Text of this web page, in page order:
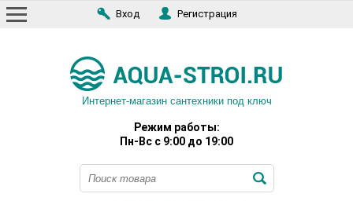
Вход Регистрация
Интернет-магазин сантехники под ключ
Режим работы:
Пн-Вс с 9:00 до 19:00